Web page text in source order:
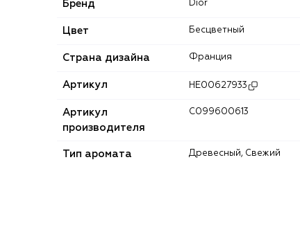
Бренд Dior
Цвет Бесцветный
Страна дизайна Франция
Артикул HE00627933
Артикул
производителя
C099600613
Тип аромата Древесный, Свежий